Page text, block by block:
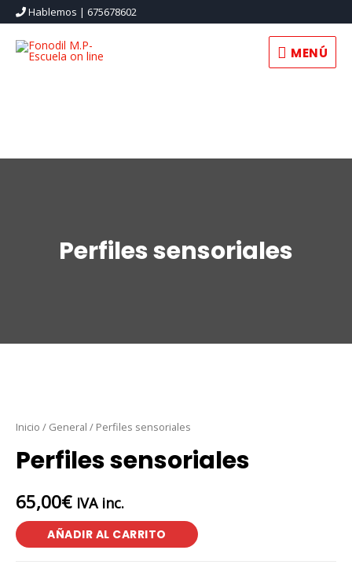
Hablemos | 675678602
MENÚ
Perfiles sensoriales
Inicio / General / Perfiles sensoriales
Perfiles sensoriales
65,00€ IVA inc.
AÑADIR AL CARRITO